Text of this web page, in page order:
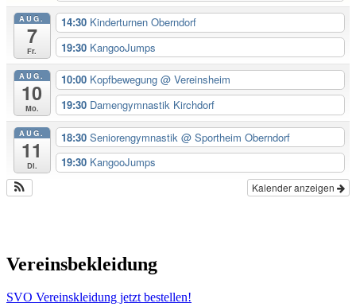
AUG.
7
Fr.
14:30 Kinderturnen Oberndorf
19:30 KangooJumps
AUG.
10
Mo.
10:00 Kopfbewegung @ Vereinsheim
19:30 Damengymnastik Kirchdorf
AUG.
11
Di.
18:30 Seniorengymnastik @ Sportheim Oberndorf
19:30 KangooJumps
Kalender anzeigen
Vereinsbekleidung
SVO Vereinskleidung jetzt bestellen!